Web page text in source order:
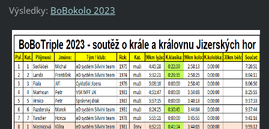
Výsledky: BoBokolo 2023